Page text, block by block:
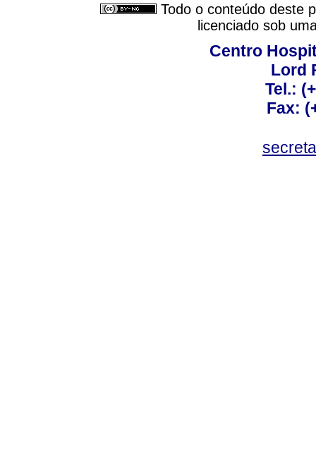
Todo o conteúdo deste
licenciado sob
Centro
Lord
Tel.:
Fax: